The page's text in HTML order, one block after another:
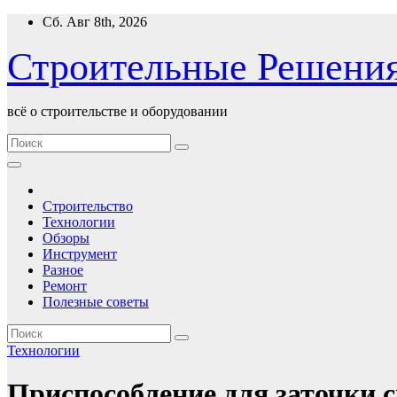
Перейти
содержимому
Сб. Авг 8th, 2026
Строительные
всё о строительстве и оборудовании
Строительство
Технологии
Обзоры
Инструмент
Разное
Ремонт
Полезные советы
Технологии